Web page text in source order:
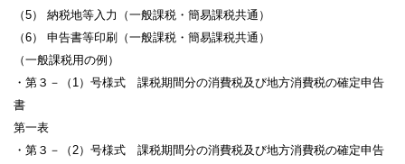
（5） 納税地等入力（一般課税・簡易課税共通）
（6） 申告書等印刷（一般課税・簡易課税共通）
（一般課税用の例）
・第３－（1）号様式 課税期間分の消費税及び地方消費税の確定申告
書
第一表
・第３－（2）号様式 課税期間分の消費税及び地方消費税の確定申告